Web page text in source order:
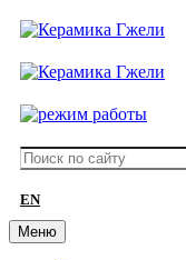
EN
Меню